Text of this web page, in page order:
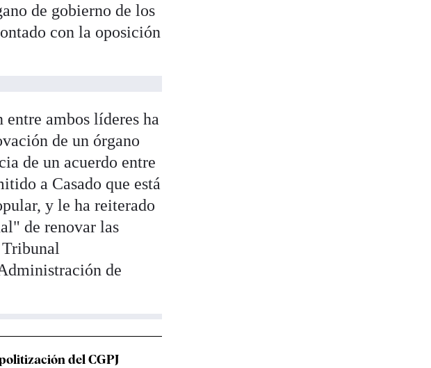
de gobierno de los
con la oposición
entre ambos líderes ha
de un órgano
de un acuerdo entre
a Casado que está
y le ha reiterado
de renovar las
de
del CGPJ